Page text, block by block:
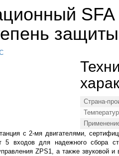
Страна-
с 2-мя двигателями,
входов для надежного сбора
ZPS1, а также звуковой